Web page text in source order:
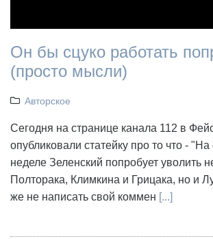
Он бы сцуко работать
(просто мысли)
Авторское
Сегодня на странице канала 112 в
опубликовали статейку про то что -
неделе Зеленский попробует уволить
Полторака, Климкина и Грицака, но и
же не написать свой коммен [...]